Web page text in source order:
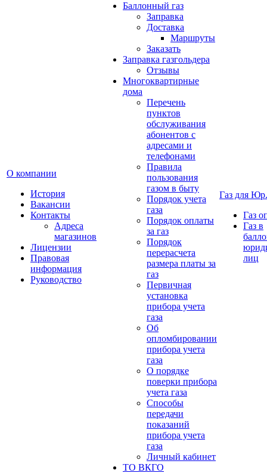
О компании
История
Вакансии
Контакты
Адреса
магазинов
Лицензии
Правовая
информация
Руководство
Баллонный газ
Заправка
Доставка
Маршруты
Заказать
Заправка газгольдера
Отзывы
Многоквартирные
дома
Перечень
пунктов
обслуживания
абонентов с
адресами и
телефонами
Правила
пользования
газом в быту
Порядок учета
газа
Порядок оплаты
за газ
Порядок
перерасчета
размера платы за
газ
Первичная
установка
прибора учета
газа
Об
опломбировании
прибора учета
газа
О порядке
поверки прибора
учета газа
Способы
передачи
показаний
прибора учета
газа
Личный кабинет
ТО ВКГО
Газ для
Газ
Газ в
лиц